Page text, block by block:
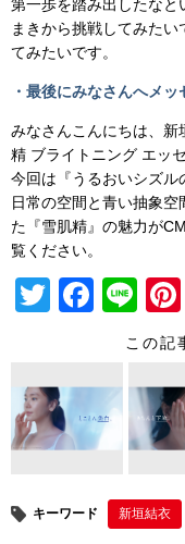
第一歩を踏み出したな
まきから挑戦してみた
てみたいです。
・最後にみなさんへメ
みなさんこんにちは、
精 ブライトニング エッ
今回は『うるおいシズル
日常の空間と青い抽象
た『雪肌精』の魅力が
覧ください。
T
er
F
e
b
o
Li
n
この記
キーワード 新垣結衣